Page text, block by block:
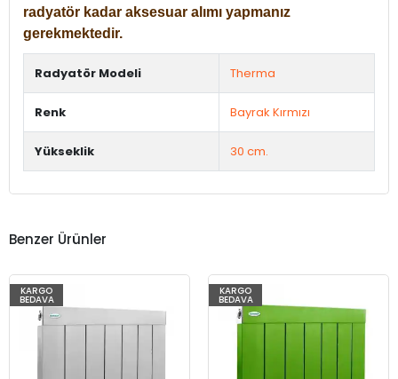
radyatör kadar aksesuar alımı yapmanız
gerekmektedir.
Radyatör Modeli Therma
Renk Bayrak Kırmızı
Yükseklik 30 cm.
Benzer Ürünler
KARGO
BEDAVA
KARGO
BEDAVA